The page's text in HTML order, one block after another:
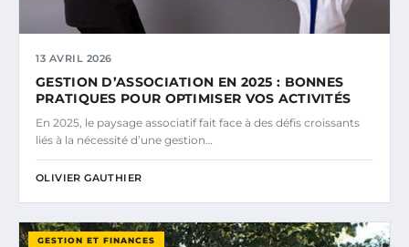
13 AVRIL 2026
GESTION D’ASSOCIATION EN 2025 : BONNES
PRATIQUES POUR OPTIMISER VOS ACTIVITÉS
En 2025, le paysage associatif fait face à des défis croissants
liés à la nécessité d’une gestion…
OLIVIER GAUTHIER
GESTION ET FINANCES